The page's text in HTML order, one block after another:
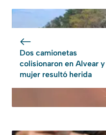
Dos camionetas
colisionaron en Alvear y
mujer resultó herida